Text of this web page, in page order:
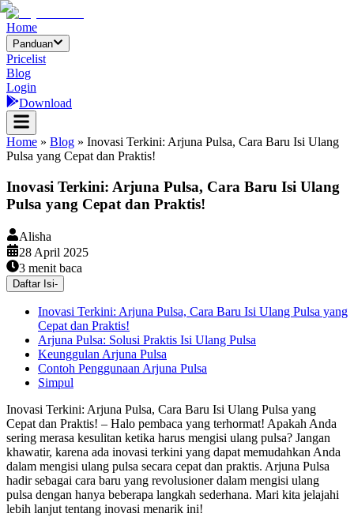
Home
Panduan
Pricelist
Blog
Login
Download
Home » Blog » Inovasi Terkini: Arjuna Pulsa, Cara Baru Isi Ulang
Pulsa yang Cepat dan Praktis!
Inovasi Terkini: Arjuna Pulsa, Cara Baru Isi Ulang
Pulsa yang Cepat dan Praktis!
Alisha
28 April 2025
3 menit baca
Daftar Isi-
Inovasi Terkini: Arjuna Pulsa, Cara Baru Isi Ulang Pulsa yang
Cepat dan Praktis!
Arjuna Pulsa: Solusi Praktis Isi Ulang Pulsa
Keunggulan Arjuna Pulsa
Contoh Penggunaan Arjuna Pulsa
Simpul
Inovasi Terkini: Arjuna Pulsa, Cara Baru Isi Ulang Pulsa yang
Cepat dan Praktis! – Halo pembaca yang terhormat! Apakah Anda
sering merasa kesulitan ketika harus mengisi ulang pulsa? Jangan
khawatir, karena ada inovasi terkini yang dapat memudahkan Anda
dalam mengisi ulang pulsa secara cepat dan praktis. Arjuna Pulsa
hadir sebagai cara baru yang revolusioner dalam mengisi ulang
pulsa dengan hanya beberapa langkah sederhana. Mari kita jelajahi
lebih lanjut tentang inovasi menarik ini!